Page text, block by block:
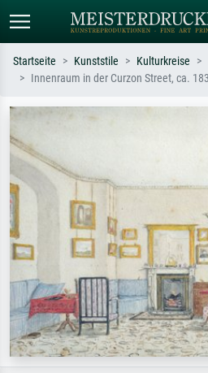
Suchen Sie nach Künstlern, Werktiteln
Sternennacht, Impressionismus, Welle
Hokusai, Akt.
Startseite Kunststile Kulturkreise
Innenraum in der Curzon Street, ca.